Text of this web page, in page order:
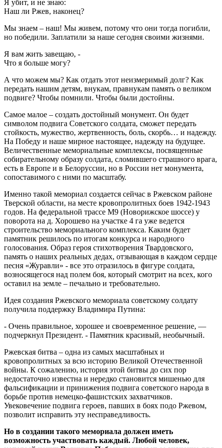
Я убит, и не знаю:
Наш ли Ржев, наконец?
Мы знаем – наш! Мы живем, потому что они тогда погибли,
но победили. Заплатили за наше сегодня своими жизнями.
Я вам жить завещаю, -
Что я больше могу?
А что можем мы? Как отдать этот неизмеримый долг? Как
передать нашим детям, внукам, правнукам память о великом
подвиге? Чтобы помнили. Чтобы были достойны.
Самое малое – создать достойный монумент. Он будет
символом подвига Советского солдата, сможет передать
стойкость, мужество, жертвенность, боль, скорбь… и надежду.
На Победу и наше мирное настоящее, надежду на будущее.
Величественные мемориальные комплексы, посвященные
собирательному образу солдата, сломившего страшного врага,
есть в Европе и в Белоруссии, но в России нет монумента,
сопоставимого с ними по масштабу.
Именно такой мемориал создается сейчас в Ржевском районе
Тверской области, на месте кровопролитных боев 1942-1943
годов. На федеральной трассе М9 (Новорижское шоссе) у
поворота на д. Хорошево на участке 4 га уже ведется
строительство мемориального комплекса. Каким будет
памятник решилось по итогам конкурса и народного
голосования. Образ героя стихотворения Твардовского,
память о наших реальных дедах, отзывающая в каждом сердце
песня «Журавли» - все это отразилось в фигуре солдата,
возносящегося над полем боя, который смотрит на всех, кого
оставил на земле – печально и требовательно.
Идея создания Ржевского мемориала советскому солдату
получила поддержку Владимира Путина:
- Очень правильное, хорошее и своевременное решение, —
подчеркнул Президент. - Памятник красивый, необычный.
Ржевская битва – одна из самых масштабных и
кровопролитных за всю историю Великой Отечественной
войны. К сожалению, история этой битвы до сих пор
недостаточно известна и нередко становится мишенью для
фальсификации и принижения подвига советского народа в
борьбе против немецко-фашистских захватчиков.
Увековечение подвига героев, павших в боях подо Ржевом,
позволит исправить эту несправедливость.
Но в создании такого мемориала должен иметь
возможность участвовать каждый. Любой человек,